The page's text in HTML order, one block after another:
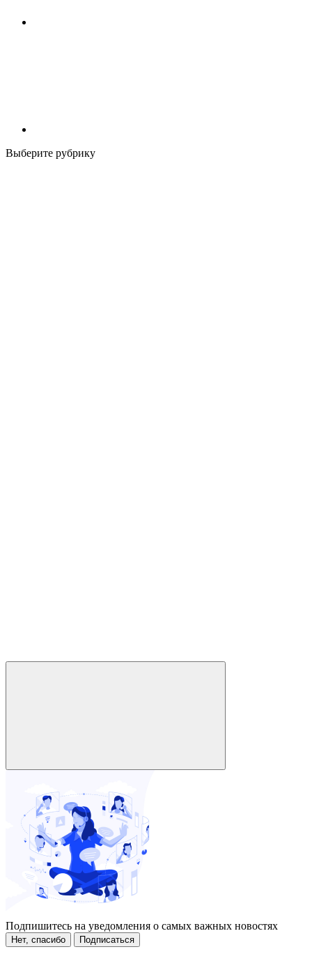
Выберите рубрику
Подпишитесь на уведомления о самых важных новостях
Нет, спасибо Подписаться